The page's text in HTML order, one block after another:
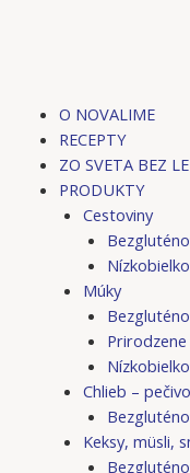
O NOVALIME
RECEPTY
ZO SVETA BEZ
PRODUKTY
Cestoviny
Múky
Chlieb – pečivo
Keksy, müsli,